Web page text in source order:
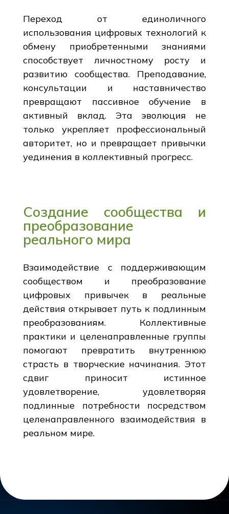
Переход от единоличного
использования цифровых технологий к
обмену приобретенными знаниями
способствует личностному росту и
развитию сообщества. Преподавание,
консультации и наставничество
превращают пассивное обучение в
активный вклад. Эта эволюция не
только укрепляет профессиональный
авторитет, но и превращает привычки
уединения в коллективный прогресс.
Создание сообщества и
преобразование
реального мира
Взаимодействие с поддерживающим
сообществом и преобразование
цифровых привычек в реальные
действия открывает путь к подлинным
преобразованиям. Коллективные
практики и целенаправленные группы
помогают превратить внутреннюю
страсть в творческие начинания. Этот
сдвиг приносит истинное
удовлетворение, удовлетворяя
подлинные потребности посредством
целенаправленного взаимодействия в
реальном мире.